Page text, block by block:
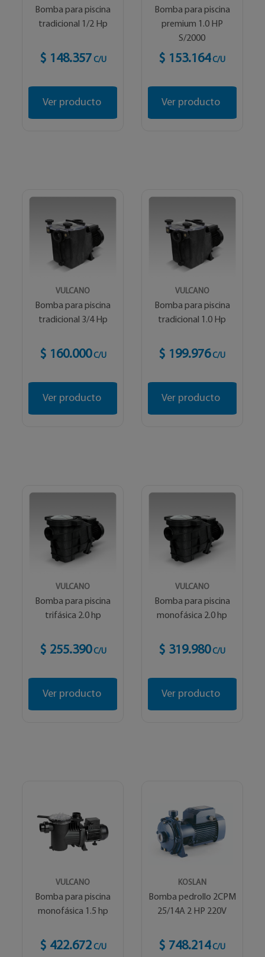
Bomba para piscina
tradicional 1/2 Hp
$ 148.357 C/U
Ver producto
Bomba para piscina
premium 1.0 HP
S/2000
$ 153.164 C/U
Ver producto
VULCANO
Bomba para piscina
tradicional 3/4 Hp
$ 160.000 C/U
Ver producto
VULCANO
Bomba para piscina
tradicional 1.0 Hp
$ 199.976 C/U
Ver producto
VULCANO
Bomba para piscina
trifásica 2.0 hp
$ 255.390 C/U
Ver producto
VULCANO
Bomba para piscina
monofásica 2.0 hp
$ 319.980 C/U
Ver producto
VULCANO
Bomba para piscina
monofásica 1.5 hp
$ 422.672 C/U
KOSLAN
Bomba pedrollo 2CPM
25/14A 2 HP 220V
$ 748.214 C/U